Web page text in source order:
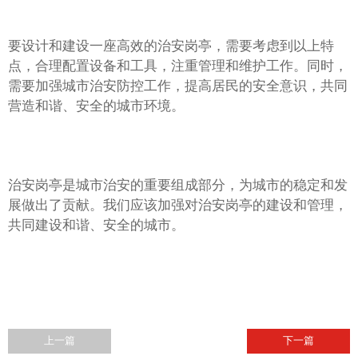
要设计和建设一座高效的治安岗亭，需要考虑到以上特
点，合理配置设备和工具，注重管理和维护工作。同时，
需要加强城市治安防控工作，提高居民的安全意识，共同
营造和谐、安全的城市环境。
治安岗亭是城市治安的重要组成部分，为城市的稳定和发
展做出了贡献。我们应该加强对治安岗亭的建设和管理，
共同建设和谐、安全的城市。
上一篇 下一篇